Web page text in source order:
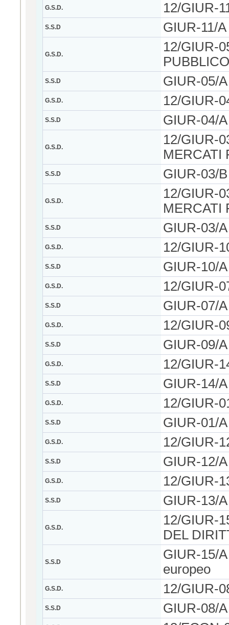
G.S.D. 12/GIUR-
S.S.D GIUR-11/
G.S.D.
12/GIUR-
PUBBLICO
S.S.D GIUR-05/
G.S.D. 12/GIUR-
S.S.D GIUR-04/
G.S.D.
12/GIUR-
MERCATI
S.S.D GIUR-03/
G.S.D.
12/GIUR-
MERCATI
S.S.D GIUR-03/
G.S.D. 12/GIUR-
S.S.D GIUR-10/
G.S.D. 12/GIUR-
S.S.D GIUR-07/
G.S.D. 12/GIUR-
S.S.D GIUR-09/
G.S.D. 12/GIUR-
S.S.D GIUR-14/
G.S.D. 12/GIUR-
S.S.D GIUR-01/
G.S.D. 12/GIUR-
S.S.D GIUR-12/
G.S.D. 12/GIUR-
S.S.D GIUR-13/
G.S.D.
12/GIUR-
DEL
S.S.D
GIUR-15/
europeo
G.S.D. 12/GIUR-
S.S.D GIUR-08/